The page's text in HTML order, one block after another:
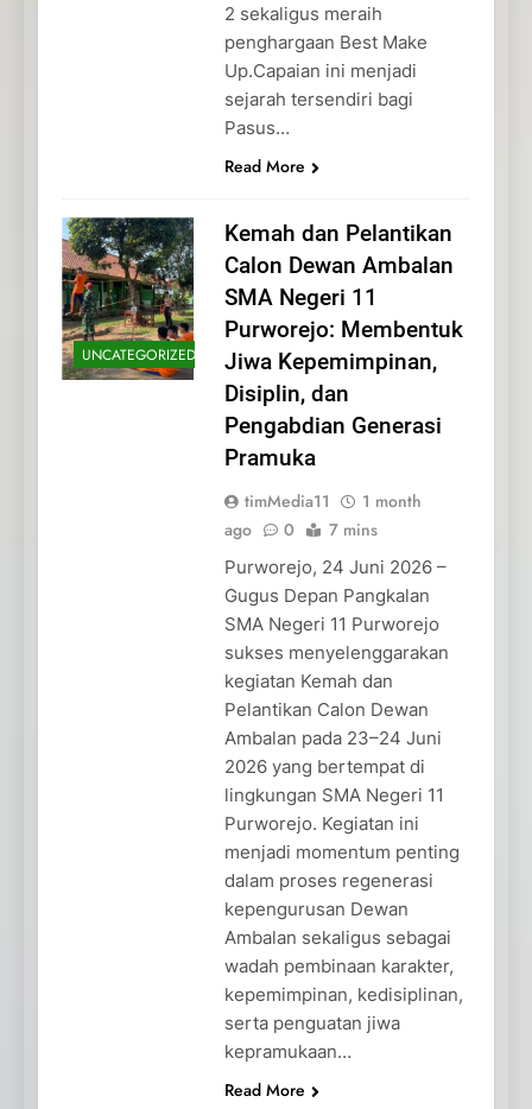
2 sekaligus meraih
penghargaan Best Make
Up.Capaian ini menjadi
sejarah tersendiri bagi
Pasus…
Read More
UNCATEGORIZED
Kemah dan Pelantikan
Calon Dewan Ambalan
SMA Negeri 11
Purworejo: Membentuk
Jiwa Kepemimpinan,
Disiplin, dan
Pengabdian Generasi
Pramuka
timMedia11
1 month
ago
0 7 mins
Purworejo, 24 Juni 2026 –
Gugus Depan Pangkalan
SMA Negeri 11 Purworejo
sukses menyelenggarakan
kegiatan Kemah dan
Pelantikan Calon Dewan
Ambalan pada 23–24 Juni
2026 yang bertempat di
lingkungan SMA Negeri 11
Purworejo. Kegiatan ini
menjadi momentum penting
dalam proses regenerasi
kepengurusan Dewan
Ambalan sekaligus sebagai
wadah pembinaan karakter,
kepemimpinan, kedisiplinan,
serta penguatan jiwa
kepramukaan…
Read More